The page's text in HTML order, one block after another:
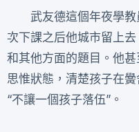
武友德這個年夜學
次下課之后他城市留上
和其他方面的題目。他
思惟狀態，清楚孩子在
“不讓一個孩子落伍”。